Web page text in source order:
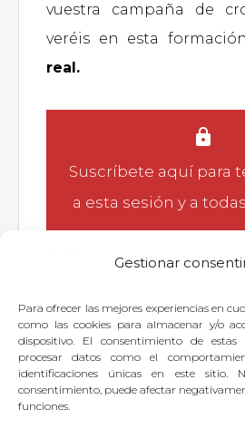
Gestionar
Para ofrecer las mejores experiencias en
como las cookies para almacenar y/o
dispositivo. El consentimiento de
procesar datos como el
identificaciones únicas en este
consentimiento, puede afectar
funciones.
vuestra campaña de
veréis en esta
real.
Suscríbete aquí para
a esta sesión y a
Si quieres dejar tu
el experto, puedes
suscribirte